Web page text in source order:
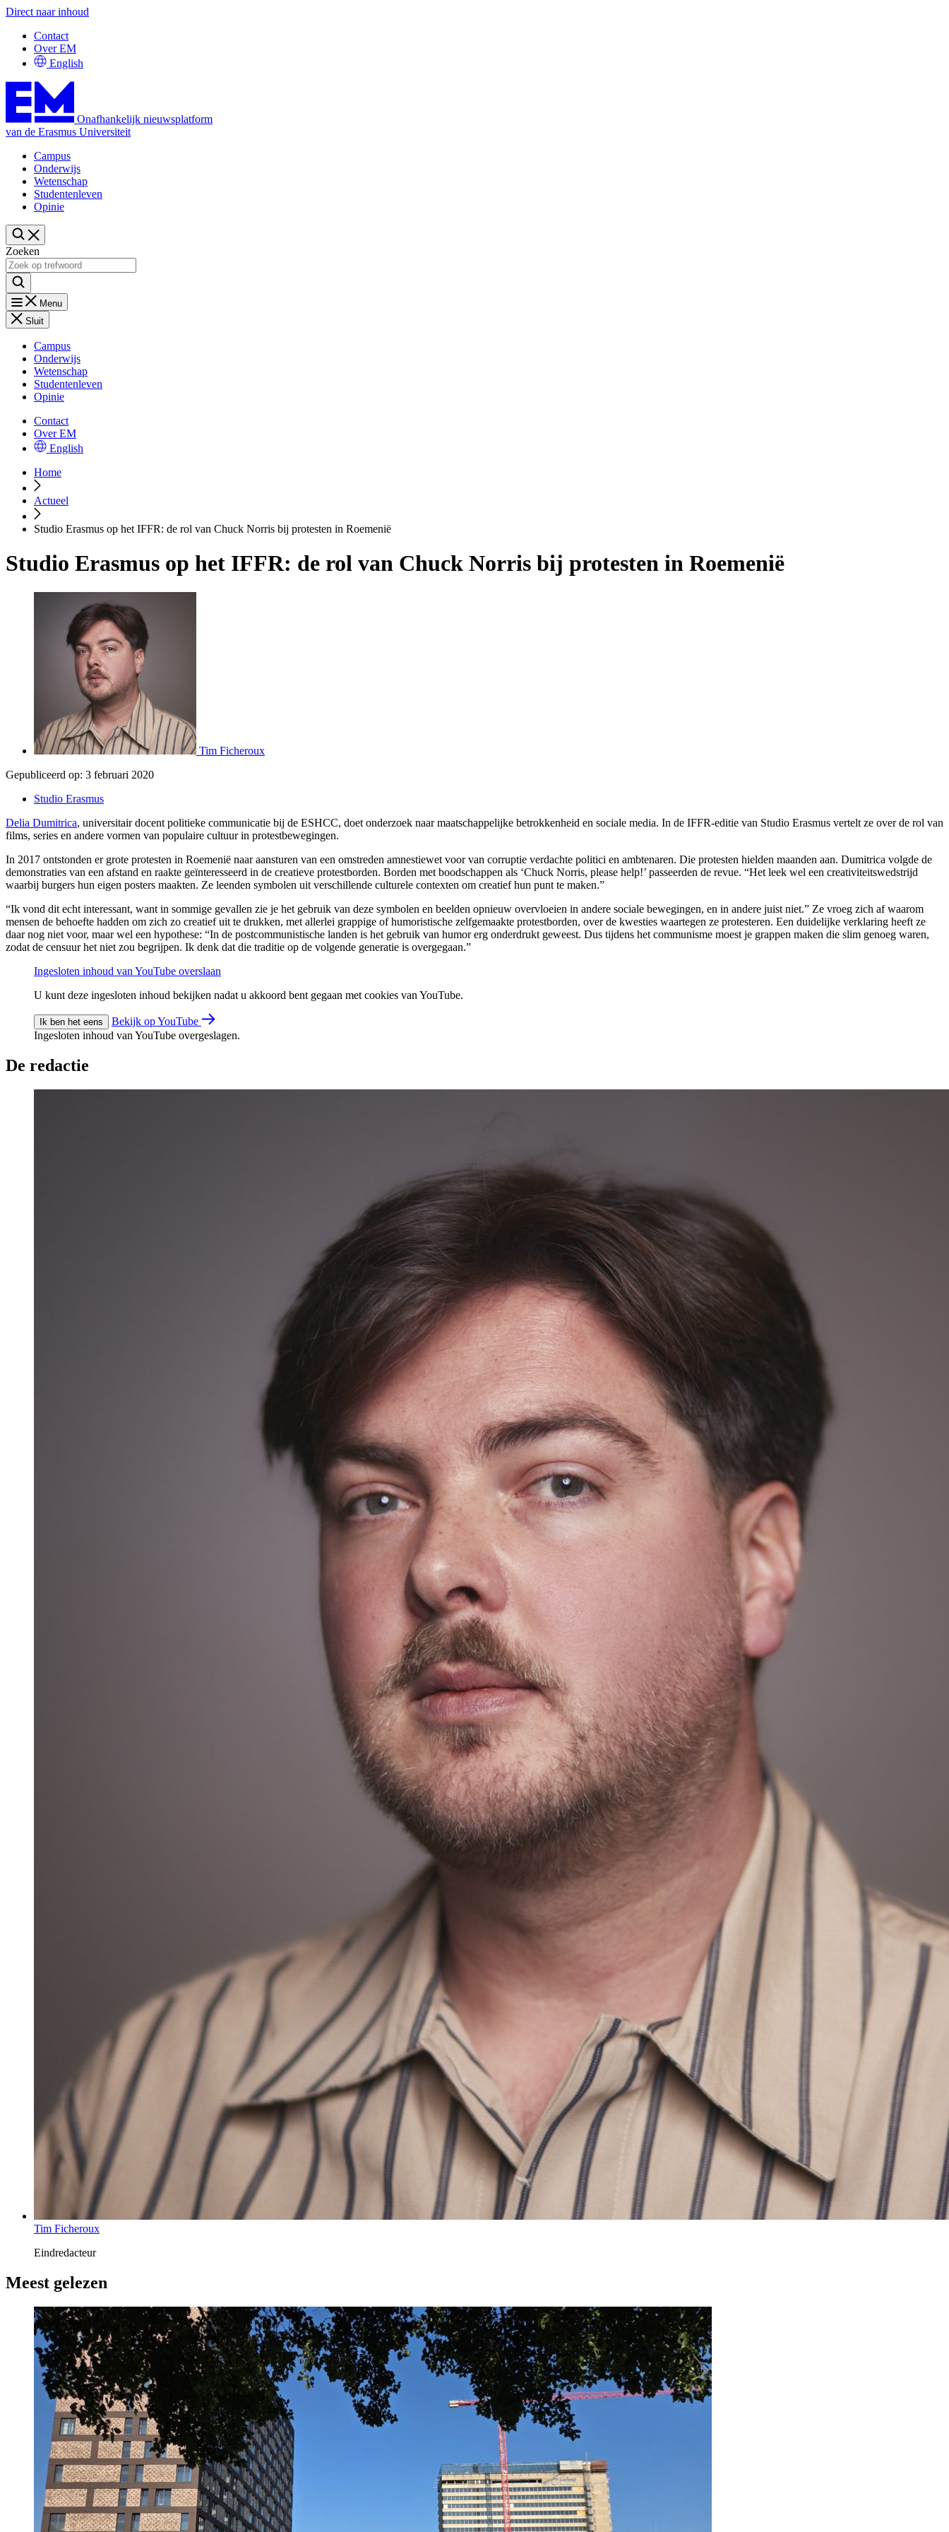
Direct naar inhoud
Contact
Over EM
English
Onafhankelijk nieuwsplatform
van de Erasmus Universiteit
Campus
Onderwijs
Wetenschap
Studentenleven
Opinie
Zoeken
Menu
Sluit
Campus
Onderwijs
Wetenschap
Studentenleven
Opinie
Contact
Over EM
English
Home
Actueel
Studio Erasmus op het IFFR: de rol van Chuck Norris bij protesten in Roemenië
Studio Erasmus op het IFFR: de rol van Chuck Norris bij protesten in Roemenië
Tim Ficheroux
Gepubliceerd op: 3 februari 2020
Studio Erasmus
Delia Dumitrica, universitair docent politieke communicatie bij de ESHCC, doet onderzoek naar maatschappelijke betrokkenheid en sociale media. In de IFFR-editie van Studio Erasmus vertelt ze over de rol van
films, series en andere vormen van populaire cultuur in protestbewegingen.
In 2017 ontstonden er grote protesten in Roemenië naar aansturen van een omstreden amnestiewet voor van corruptie verdachte politici en ambtenaren. Die protesten hielden maanden aan. Dumitrica volgde de
demonstraties van een afstand en raakte geïnteresseerd in de creatieve protestborden. Borden met boodschappen als ‘Chuck Norris, please help!’ passeerden de revue. “Het leek wel een creativiteitswedstrijd
waarbij burgers hun eigen posters maakten. Ze leenden symbolen uit verschillende culturele contexten om creatief hun punt te maken.”
“Ik vond dit echt interessant, want in sommige gevallen zie je het gebruik van deze symbolen en beelden opnieuw overvloeien in andere sociale bewegingen, en in andere juist niet.” Ze vroeg zich af waarom
mensen de behoefte hadden om zich zo creatief uit te drukken, met allerlei grappige of humoristische zelfgemaakte protestborden, over de kwesties waartegen ze protesteren. Een duidelijke verklaring heeft ze
daar nog niet voor, maar wel een hypothese: “In de postcommunistische landen is het gebruik van humor erg onderdrukt geweest. Dus tijdens het communisme moest je grappen maken die slim genoeg waren,
zodat de censuur het niet zou begrijpen. Ik denk dat die traditie op de volgende generatie is overgegaan.”
Ingesloten inhoud van YouTube overslaan
U kunt deze ingesloten inhoud bekijken nadat u akkoord bent gegaan met cookies van YouTube.
Ik ben het eens
Bekijk op YouTube
Ingesloten inhoud van YouTube overgeslagen.
De redactie
Tim Ficheroux
Eindredacteur
Meest gelezen